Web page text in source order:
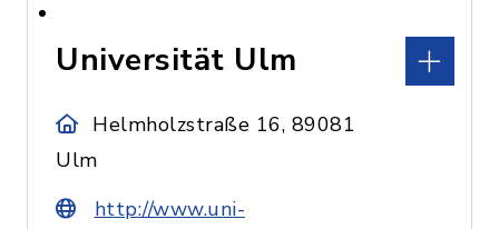
Universität Ulm
Helmholzstraße 16, 89081
Ulm
http://www.uni-